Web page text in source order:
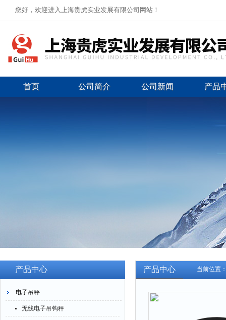
您好，欢迎进入上海贵虎实业发展有限公司网站！
首页 公司简介 公司新闻 产品
产品中心
电子吊秤
无线电子吊钩秤
当前位置
产品中心